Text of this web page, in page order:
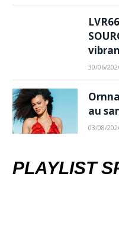
30/06/
au
03/08/
PLAYLIST